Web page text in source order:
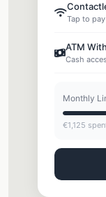
Tap to pay
ATM
Cash
Monthly
€1,125